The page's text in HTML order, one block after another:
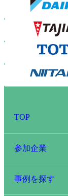
TOP
参加企業
事例を探す